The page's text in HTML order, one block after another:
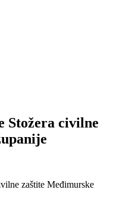
Stožera civilne